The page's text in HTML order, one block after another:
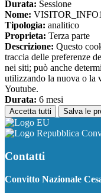
Durata: Sessione
Nome:
Tipologia: analitico
Proprieta: Terza parte
Descrizione: Questo
traccia delle preferenze
nei siti; può anche
utilizzando la nuova o la
Youtube.
Durata: 6 mesi
Accetta tutti Salva le
Contatti
Convitto Nazionale